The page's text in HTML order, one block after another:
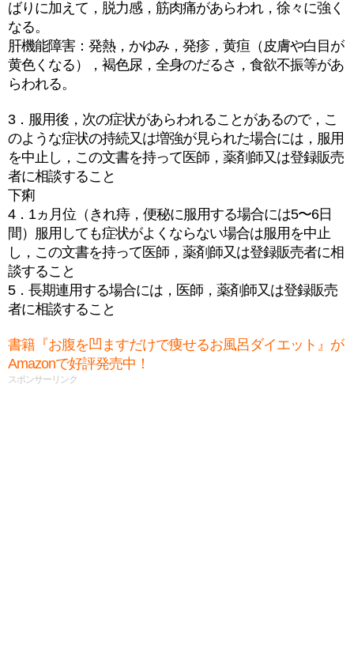
ばりに加えて，脱力感，筋肉痛があらわれ，徐々に強く
なる。
肝機能障害：発熱，かゆみ，発疹，黄疸（皮膚や白目が
黄色くなる），褐色尿，全身のだるさ，食欲不振等があ
らわれる。
3．服用後，次の症状があらわれることがあるので，こ
のような症状の持続又は増強が見られた場合には，服用
を中止し，この文書を持って医師，薬剤師又は登録販売
者に相談すること
下痢
4．1ヵ月位（きれ痔，便秘に服用する場合には5〜6日
間）服用しても症状がよくならない場合は服用を中止
し，この文書を持って医師，薬剤師又は登録販売者に相
談すること
5．長期連用する場合には，医師，薬剤師又は登録販売
者に相談すること
書籍『お腹を凹ますだけで痩せるお風呂ダイエット』が
Amazonで好評発売中！
スポンサーリンク